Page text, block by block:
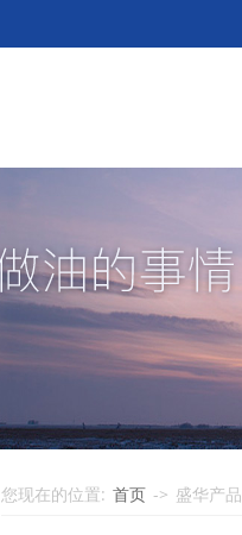
您现在的位置: 首页 -> 盛华产品